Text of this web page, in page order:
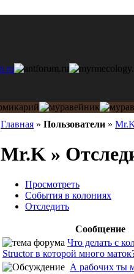
Главная » Пользователи »
Mr.K »
Просмотреть
События в колониях
Отследить
Сообщение
Что делать с
Structor в которой много
А рабочих ты